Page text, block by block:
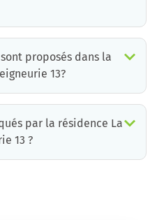
proposés dans la
13?
par la résidence La
13 ?